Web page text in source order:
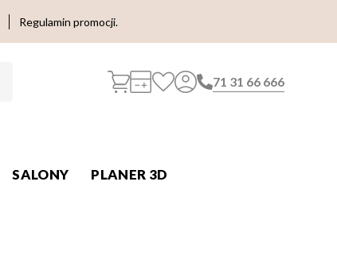
Regulamin promocji.
71 31 66 666
SALONY PLANER 3D